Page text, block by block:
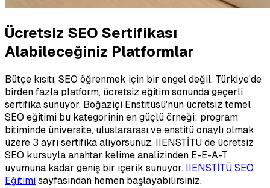
Ücretsiz SEO Sertifikası
Alabileceğiniz Platformlar
Bütçe kısıtı, SEO öğrenmek için bir engel değil. Türkiye'de
birden fazla platform, ücretsiz eğitim sonunda geçerli
sertifika sunuyor. Boğaziçi Enstitüsü'nün ücretsiz temel
SEO eğitimi bu kategorinin en güçlü örneği: program
bitiminde üniversite, uluslararası ve enstitü onaylı olmak
üzere 3 ayrı sertifika alıyorsunuz. IIENSTİTÜ de ücretsiz
SEO kursuyla anahtar kelime analizinden E-E-A-T
uyumuna kadar geniş bir içerik sunuyor. IIENSTİTÜ SEO
Eğitimisayfasından hemen başlayabilirsiniz.